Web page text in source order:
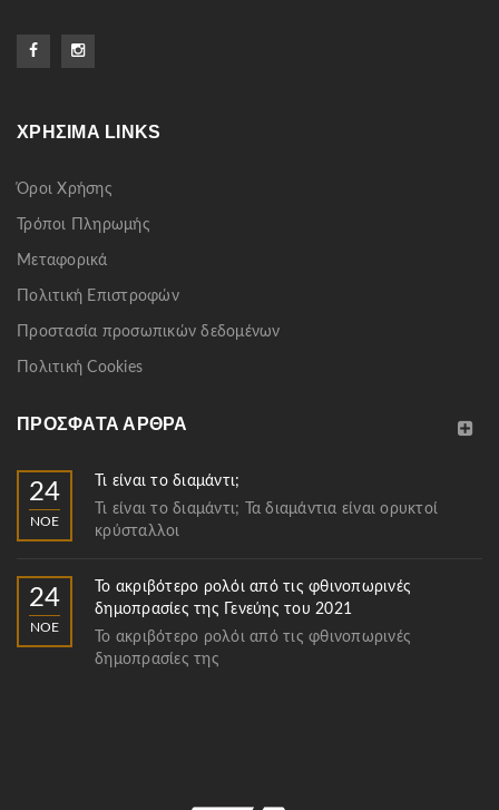
ΧΡΉΣΙΜΑ LINKS
Όροι Χρήσης
Τρόποι Πληρωμής
Μεταφορικά
Πολιτική Επιστροφών
Προστασία προσωπικών δεδομένων
Πολιτική Cookies
ΠΡΌΣΦΑΤΑ ΆΡΘΡΑ
24
ΝΟΈ
Τι είναι το διαμάντι;
Τι είναι το διαμάντι; Τα διαμάντια είναι ορυκτοί
κρύσταλλοι
24
ΝΟΈ
Το ακριβότερο ρολόι από τις φθινοπωρινές
δημοπρασίες της Γενεύης του 2021
Το ακριβότερο ρολόι από τις φθινοπωρινές
δημοπρασίες της